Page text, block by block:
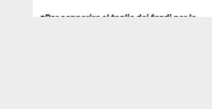
Per sopperire al taglio dei fondi per la